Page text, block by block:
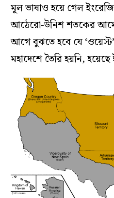
মূল ভাষাও হয়ে গেল
আঠেরো-উনিশ শতকের
আগে বুঝতে হবে যে‘ওয়েস্ট’
মহাদেশে তৈরি হয়নি,